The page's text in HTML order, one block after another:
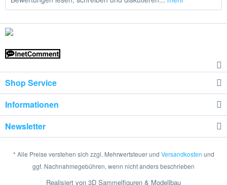
Shop Service
Informationen
Newsletter
* Alle Preise verstehen sich zzgl. Mehrwertsteuer und Versandkosten und
ggf. Nachnahmegebühren, wenn nicht anders beschrieben
Realisiert von 3D Sammelfiguren & Modellbau